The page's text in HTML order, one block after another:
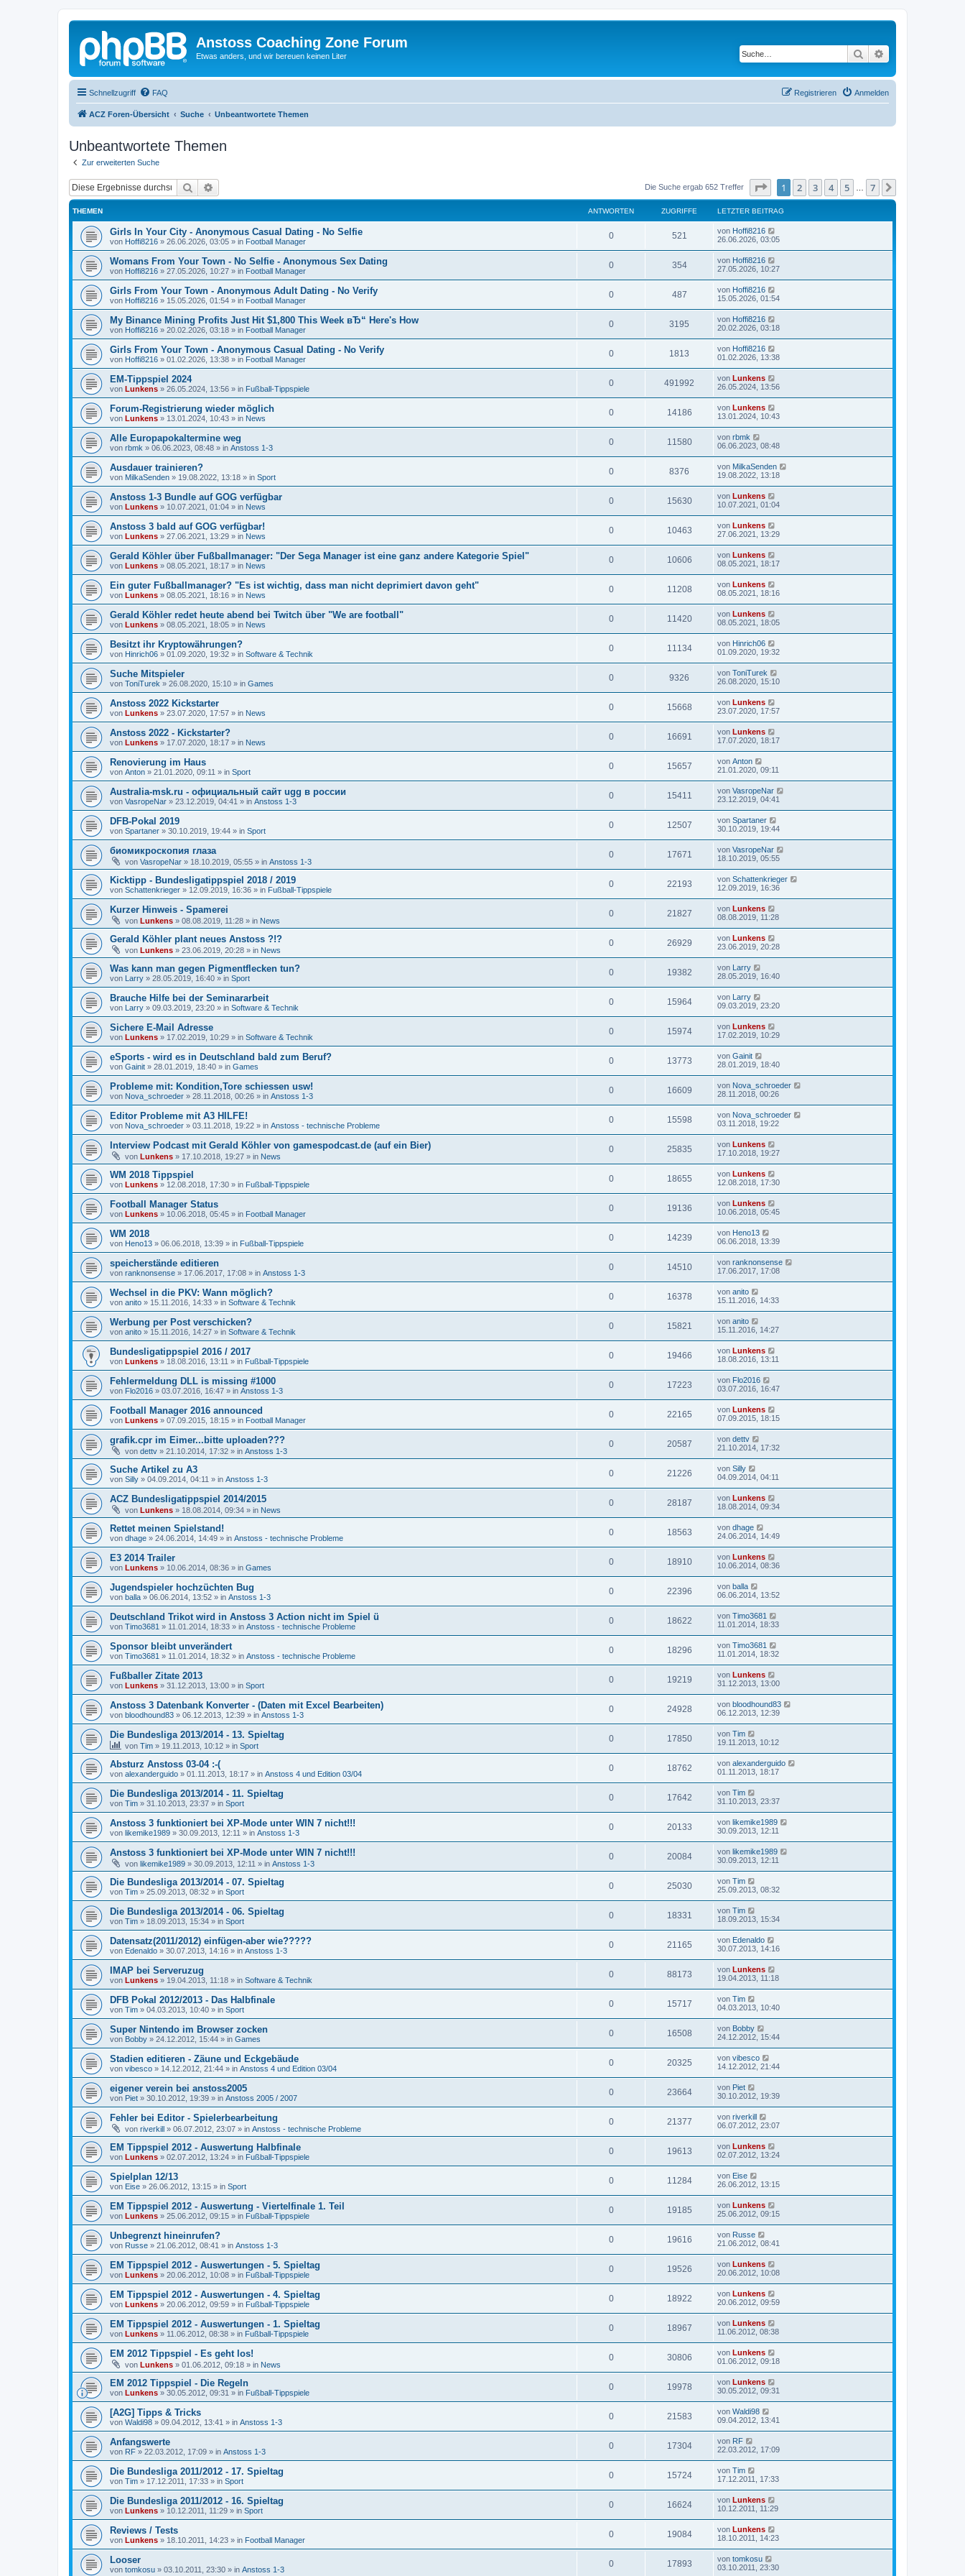
Anstoss Coaching Zone Forum
Etwas anders, und wir bereuen keinen Liter Suche
Schnellzugriff FAQ Anmelden
Registrieren
ACZ Foren-Übersicht Suche Unbeantwortete Themen
Unbeantwortete Themen
Zur erweiterten Suche
Suche Die Suche ergab 652 Treffer Seite von7
1 2 3 4 5 7
THEMEN ANTWORTEN ZUGRIFFE LETZTER BEITRAG
Girls In Your City - Anonymous Casual Dating - No Selfie
von Hoffi8216 » 26.06.2026, 03:05 » in Football Manager
0 521 von Hoffi8216
26.06.2026, 03:05
Womans From Your Town - No Selfie - Anonymous Sex Dating
von Hoffi8216 » 27.05.2026, 10:27 » in Football Manager
0 354 von Hoffi8216
27.05.2026, 10:27
Girls From Your Town - Anonymous Adult Dating - No Verify
von Hoffi8216 » 15.05.2026, 01:54 » in Football Manager
0 487 von Hoffi8216
15.05.2026, 01:54
My Binance Mining Profits Just Hit $1,800 This Week вЂ“ Here's How
von Hoffi8216 » 20.02.2026, 03:18 » in Football Manager
0 3195 von Hoffi8216
20.02.2026, 03:18
Girls From Your Town - Anonymous Casual Dating - No Verify
von Hoffi8216 » 01.02.2026, 13:38 » in Football Manager
0 1813 von Hoffi8216
01.02.2026, 13:38
EM-Tippspiel 2024
von Lunkens » 26.05.2024, 13:56 » in Fußball-Tippspiele
0 491992 von Lunkens
26.05.2024, 13:56
Forum-Registrierung wieder möglich
von Lunkens » 13.01.2024, 10:43 » in News
0 14186 von Lunkens
13.01.2024, 10:43
Alle Europapokaltermine weg
von rbmk » 06.06.2023, 08:48 » in Anstoss 1-3
0 11580 von rbmk
06.06.2023, 08:48
Ausdauer trainieren?
von MilkaSenden » 19.08.2022, 13:18 » in Sport
0 8376 von MilkaSenden
19.08.2022, 13:18
Anstoss 1-3 Bundle auf GOG verfügbar
von Lunkens » 10.07.2021, 01:04 » in News
0 15630 von Lunkens
10.07.2021, 01:04
Anstoss 3 bald auf GOG verfügbar!
von Lunkens » 27.06.2021, 13:29 » in News
0 10463 von Lunkens
27.06.2021, 13:29
Gerald Köhler über Fußballmanager: "Der Sega Manager ist eine ganz andere Kategorie Spiel"
von Lunkens » 08.05.2021, 18:17 » in News
0 10606 von Lunkens
08.05.2021, 18:17
Ein guter Fußballmanager? "Es ist wichtig, dass man nicht deprimiert davon geht"
von Lunkens » 08.05.2021, 18:16 » in News
0 11208 von Lunkens
08.05.2021, 18:16
Gerald Köhler redet heute abend bei Twitch über "We are football"
von Lunkens » 08.05.2021, 18:05 » in News
0 11420 von Lunkens
08.05.2021, 18:05
Besitzt ihr Kryptowährungen?
von Hinrich06 » 01.09.2020, 19:32 » in Software & Technik
0 11134 von Hinrich06
01.09.2020, 19:32
Suche Mitspieler
von ToniTurek » 26.08.2020, 15:10 » in Games
0 9326 von ToniTurek
26.08.2020, 15:10
Anstoss 2022 Kickstarter
von Lunkens » 23.07.2020, 17:57 » in News
0 15668 von Lunkens
23.07.2020, 17:57
Anstoss 2022 - Kickstarter?
von Lunkens » 17.07.2020, 18:17 » in News
0 16691 von Lunkens
17.07.2020, 18:17
Renovierung im Haus
von Anton » 21.01.2020, 09:11 » in Sport
0 15657 von Anton
21.01.2020, 09:11
Australia-msk.ru - официальный сайт ugg в россии
von VasropeNar » 23.12.2019, 04:41 » in Anstoss 1-3
0 15411 von VasropeNar
23.12.2019, 04:41
DFB-Pokal 2019
von Spartaner » 30.10.2019, 19:44 » in Sport
0 12507 von Spartaner
30.10.2019, 19:44
биомикроскопия глаза
von VasropeNar » 18.10.2019, 05:55 » in Anstoss 1-3
0 17671 von VasropeNar
18.10.2019, 05:55
Kicktipp - Bundesligatippspiel 2018 / 2019
von Schattenkrieger » 12.09.2019, 16:36 » in Fußball-Tippspiele
0 22193 von Schattenkrieger
12.09.2019, 16:36
Kurzer Hinweis - Spamerei
von Lunkens » 08.08.2019, 11:28 » in News
0 21827 von Lunkens
08.08.2019, 11:28
Gerald Köhler plant neues Anstoss ?!?
von Lunkens » 23.06.2019, 20:28 » in News
0 26929 von Lunkens
23.06.2019, 20:28
Was kann man gegen Pigmentflecken tun?
von Larry » 28.05.2019, 16:40 » in Sport
0 19382 von Larry
28.05.2019, 16:40
Brauche Hilfe bei der Seminararbeit
von Larry » 09.03.2019, 23:20 » in Software & Technik
0 15964 von Larry
09.03.2019, 23:20
Sichere E-Mail Adresse
von Lunkens » 17.02.2019, 10:29 » in Software & Technik
0 15974 von Lunkens
17.02.2019, 10:29
eSports - wird es in Deutschland bald zum Beruf?
von Gainit » 28.01.2019, 18:40 » in Games
0 13773 von Gainit
28.01.2019, 18:40
Probleme mit: Kondition,Tore schiessen usw!
von Nova_schroeder » 28.11.2018, 00:26 » in Anstoss 1-3
0 16609 von Nova_schroeder
28.11.2018, 00:26
Editor Probleme mit A3 HILFE!
von Nova_schroeder » 03.11.2018, 19:22 » in Anstoss - technische Probleme
0 15598 von Nova_schroeder
03.11.2018, 19:22
Interview Podcast mit Gerald Köhler von gamespodcast.de (auf ein Bier)
von Lunkens » 17.10.2018, 19:27 » in News
0 25835 von Lunkens
17.10.2018, 19:27
WM 2018 Tippspiel
von Lunkens » 12.08.2018, 17:30 » in Fußball-Tippspiele
0 18655 von Lunkens
12.08.2018, 17:30
Football Manager Status
von Lunkens » 10.06.2018, 05:45 » in Football Manager
0 19136 von Lunkens
10.06.2018, 05:45
WM 2018
von Heno13 » 06.06.2018, 13:39 » in Fußball-Tippspiele
0 14239 von Heno13
06.06.2018, 13:39
speicherstände editieren
von ranknonsense » 17.06.2017, 17:08 » in Anstoss 1-3
0 14510 von ranknonsense
17.06.2017, 17:08
Wechsel in die PKV: Wann möglich?
von anito » 15.11.2016, 14:33 » in Software & Technik
0 16378 von anito
15.11.2016, 14:33
Werbung per Post verschicken?
von anito » 15.11.2016, 14:27 » in Software & Technik
0 15821 von anito
15.11.2016, 14:27
Bundesligatippspiel 2016 / 2017
von Lunkens » 18.08.2016, 13:11 » in Fußball-Tippspiele
0 19466 von Lunkens
18.08.2016, 13:11
Fehlermeldung DLL is missing #1000
von Flo2016 » 03.07.2016, 16:47 » in Anstoss 1-3
0 17223 von Flo2016
03.07.2016, 16:47
Football Manager 2016 announced
von Lunkens » 07.09.2015, 18:15 » in Football Manager
0 22165 von Lunkens
07.09.2015, 18:15
grafik.cpr im Eimer...bitte uploaden???
von dettv » 21.10.2014, 17:32 » in Anstoss 1-3
0 20587 von dettv
21.10.2014, 17:32
Suche Artikel zu A3
von Silly » 04.09.2014, 04:11 » in Anstoss 1-3
0 21226 von Silly
04.09.2014, 04:11
ACZ Bundesligatippspiel 2014/2015
von Lunkens » 18.08.2014, 09:34 » in News
0 28187 von Lunkens
18.08.2014, 09:34
Rettet meinen Spielstand!
von dhage » 24.06.2014, 14:49 » in Anstoss - technische Probleme
0 18563 von dhage
24.06.2014, 14:49
E3 2014 Trailer
von Lunkens » 10.06.2014, 08:36 » in Games
0 18910 von Lunkens
10.06.2014, 08:36
Jugendspieler hochzüchten Bug
von balla » 06.06.2014, 13:52 » in Anstoss 1-3
0 22396 von balla
06.06.2014, 13:52
Deutschland Trikot wird in Anstoss 3 Action nicht im Spiel ü
von Timo3681 » 11.01.2014, 18:33 » in Anstoss - technische Probleme
0 18622 von Timo3681
11.01.2014, 18:33
Sponsor bleibt unverändert
von Timo3681 » 11.01.2014, 18:32 » in Anstoss - technische Probleme
0 18296 von Timo3681
11.01.2014, 18:32
Fußballer Zitate 2013
von Lunkens » 31.12.2013, 13:00 » in Sport
0 19219 von Lunkens
31.12.2013, 13:00
Anstoss 3 Datenbank Konverter - (Daten mit Excel Bearbeiten)
von bloodhound83 » 06.12.2013, 12:39 » in Anstoss 1-3
0 24928 von bloodhound83
06.12.2013, 12:39
Die Bundesliga 2013/2014 - 13. Spieltag
von Tim » 19.11.2013, 10:12 » in Sport
0 17850 von Tim
19.11.2013, 10:12
Absturz Anstoss 03-04 :-(
von alexanderguido » 01.11.2013, 18:17 » in Anstoss 4 und Edition 03/04
0 18762 von alexanderguido
01.11.2013, 18:17
Die Bundesliga 2013/2014 - 11. Spieltag
von Tim » 31.10.2013, 23:37 » in Sport
0 17642 von Tim
31.10.2013, 23:37
Anstoss 3 funktioniert bei XP-Mode unter WIN 7 nicht!!!
von likemike1989 » 30.09.2013, 12:11 » in Anstoss 1-3
0 20133 von likemike1989
30.09.2013, 12:11
Anstoss 3 funktioniert bei XP-Mode unter WIN 7 nicht!!!
von likemike1989 » 30.09.2013, 12:11 » in Anstoss 1-3
0 20084 von likemike1989
30.09.2013, 12:11
Die Bundesliga 2013/2014 - 07. Spieltag
von Tim » 25.09.2013, 08:32 » in Sport
0 25030 von Tim
25.09.2013, 08:32
Die Bundesliga 2013/2014 - 06. Spieltag
von Tim » 18.09.2013, 15:34 » in Sport
0 18331 von Tim
18.09.2013, 15:34
Datensatz(2011/2012) einfügen-aber wie?????
von Edenaldo » 30.07.2013, 14:16 » in Anstoss 1-3
0 21165 von Edenaldo
30.07.2013, 14:16
IMAP bei Serveruzug
von Lunkens » 19.04.2013, 11:18 » in Software & Technik
0 88173 von Lunkens
19.04.2013, 11:18
DFB Pokal 2012/2013 - Das Halbfinale
von Tim » 04.03.2013, 10:40 » in Sport
0 15717 von Tim
04.03.2013, 10:40
Super Nintendo im Browser zocken
von Bobby » 24.12.2012, 15:44 » in Games
0 16508 von Bobby
24.12.2012, 15:44
Stadien editieren - Zäune und Eckgebäude
von vibesco » 14.12.2012, 21:44 » in Anstoss 4 und Edition 03/04
0 20325 von vibesco
14.12.2012, 21:44
eigener verein bei anstoss2005
von Piet » 30.10.2012, 19:39 » in Anstoss 2005 / 2007
0 23664 von Piet
30.10.2012, 19:39
Fehler bei Editor - Spielerbearbeitung
von riverkill » 06.07.2012, 23:07 » in Anstoss - technische Probleme
0 21377 von riverkill
06.07.2012, 23:07
EM Tippspiel 2012 - Auswertung Halbfinale
von Lunkens » 02.07.2012, 13:24 » in Fußball-Tippspiele
0 19613 von Lunkens
02.07.2012, 13:24
Spielplan 12/13
von Eise » 26.06.2012, 13:15 » in Sport
0 11284 von Eise
26.06.2012, 13:15
EM Tippspiel 2012 - Auswertung - Viertelfinale 1. Teil
von Lunkens » 25.06.2012, 09:15 » in Fußball-Tippspiele
0 19185 von Lunkens
25.06.2012, 09:15
Unbegrenzt hineinrufen?
von Russe » 21.06.2012, 08:41 » in Anstoss 1-3
0 19616 von Russe
21.06.2012, 08:41
EM Tippspiel 2012 - Auswertungen - 5. Spieltag
von Lunkens » 20.06.2012, 10:08 » in Fußball-Tippspiele
0 19526 von Lunkens
20.06.2012, 10:08
EM Tippspiel 2012 - Auswertungen - 4. Spieltag
von Lunkens » 20.06.2012, 09:59 » in Fußball-Tippspiele
0 18922 von Lunkens
20.06.2012, 09:59
EM Tippspiel 2012 - Auswertungen - 1. Spieltag
von Lunkens » 11.06.2012, 08:38 » in Fußball-Tippspiele
0 18967 von Lunkens
11.06.2012, 08:38
EM 2012 Tippspiel - Es geht los!
von Lunkens » 01.06.2012, 09:18 » in News
0 30806 von Lunkens
01.06.2012, 09:18
EM 2012 Tippspiel - Die Regeln
von Lunkens » 30.05.2012, 09:31 » in Fußball-Tippspiele
0 19978 von Lunkens
30.05.2012, 09:31
[A2G] Tipps & Tricks
von Waldi98 » 09.04.2012, 13:41 » in Anstoss 1-3
0 21583 von Waldi98
09.04.2012, 13:41
Anfangswerte
von RF » 22.03.2012, 17:09 » in Anstoss 1-3
0 17304 von RF
22.03.2012, 17:09
Die Bundesliga 2011/2012 - 17. Spieltag
von Tim » 17.12.2011, 17:33 » in Sport
0 15724 von Tim
17.12.2011, 17:33
Die Bundesliga 2011/2012 - 16. Spieltag
von Lunkens » 10.12.2011, 11:29 » in Sport
0 16624 von Lunkens
10.12.2011, 11:29
Reviews / Tests
von Lunkens » 18.10.2011, 14:23 » in Football Manager
0 19084 von Lunkens
18.10.2011, 14:23
Looser
von tomkosu » 03.10.2011, 23:30 » in Anstoss 1-3
0 17893 von tomkosu
03.10.2011, 23:30